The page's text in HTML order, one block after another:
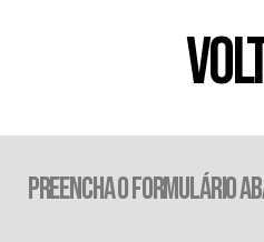
PREENCHA O FORMULÁRIO